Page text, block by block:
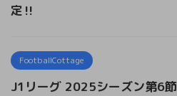
定‼︎
FootballCottage
J1リーグ 2025シーズン第6節